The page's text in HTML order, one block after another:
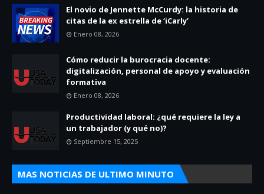
El novio de Jennette McCurdy: la historia de
citas de la ex estrella de ‘iCarly’
Enero 08, 2026
Cómo reducir la burocracia docente:
digitalización, personal de apoyo y evaluación
formativa
Enero 08, 2026
Productividad laboral: ¿qué requiere la ley a
un trabajador (y qué no)?
Septiembre 15, 2025
MAS NOTICIAS DE ULTIMO MINUTO